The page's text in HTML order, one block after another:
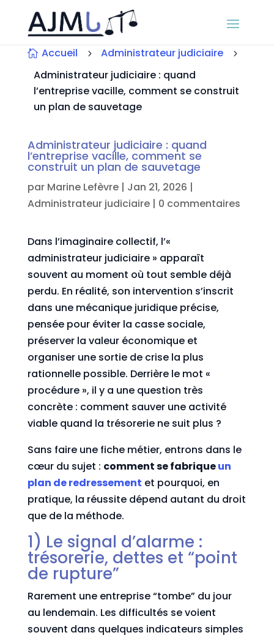
 Accueil 5 Administrateur judiciaire 5
Administrateur judiciaire : quand
l’entreprise vacille, comment se construit
un plan de sauvetage
Administrateur judiciaire : quand
l’entreprise vacille, comment se
construit un plan de sauvetage
par Marine Lefèvre| Jan 21, 2026 |
Administrateur judiciaire| 0 commentaires
Dans l’imaginaire collectif, l’«
administrateur judiciaire » apparaît
souvent au moment où tout semble déjà
perdu. En réalité, son intervention s’inscrit
dans une mécanique juridique précise,
pensée pour éviter la casse sociale,
préserver la valeur économique et
organiser une sortie de crise la plus
rationnelle possible. Derrière le mot «
procédure », il y a une question très
concrète : comment sauver une activité
viable quand la trésorerie ne suit plus ?
Sans faire une fiche métier, entrons dans le
cœur du sujet : comment se fabriqueun
plan de redressement et pourquoi, en
pratique, la réussite dépend autant du droit
que de la méthode.
1) Le signal d’alarme :
trésorerie, dettes et “point
de rupture”
Rarement une entreprise “tombe” du jour
au lendemain. Les difficultés se voient
souvent dans quelques indicateurs simples